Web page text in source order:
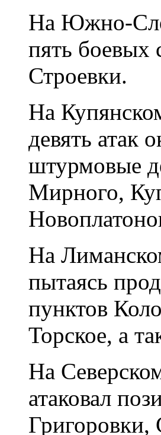
На Южно-
пять боевых
Строевки.
На
девять атак
штурмовые
Мирного,
На
пытаясь
пунктов
Торское, а
На
атаковал
Григоровки,